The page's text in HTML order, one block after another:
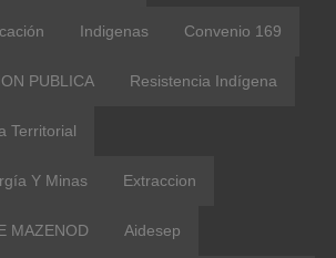
Indigenas Convenio 169
PUBLICA Resistencia Indígena
Territorial
Y Minas Extraccion
MAZENOD Aidesep